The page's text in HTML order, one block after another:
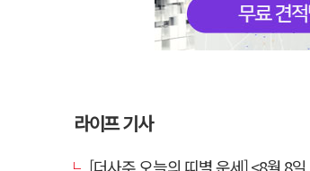
라이프 기사